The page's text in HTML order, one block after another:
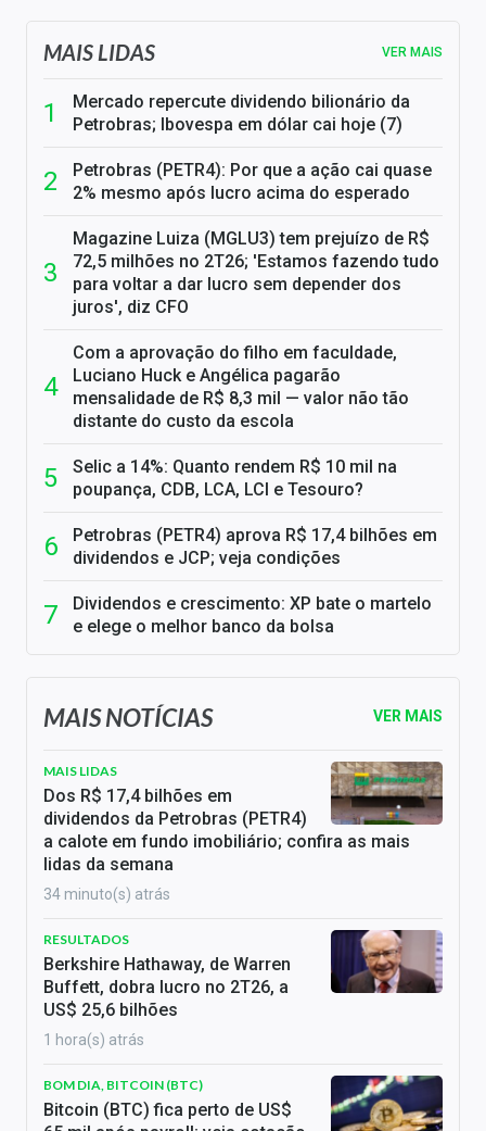
MAIS LIDAS VER MAIS
Mercado repercute dividendo bilionário da
Petrobras; Ibovespa em dólar cai hoje (7)
Petrobras (PETR4): Por que a ação cai quase
2% mesmo após lucro acima do esperado
Magazine Luiza (MGLU3) tem prejuízo de R$
72,5 milhões no 2T26; 'Estamos fazendo tudo
para voltar a dar lucro sem depender dos
juros', diz CFO
Com a aprovação do filho em faculdade,
Luciano Huck e Angélica pagarão
mensalidade de R$ 8,3 mil — valor não tão
distante do custo da escola
Selic a 14%: Quanto rendem R$ 10 mil na
poupança, CDB, LCA, LCI e Tesouro?
Petrobras (PETR4) aprova R$ 17,4 bilhões em
dividendos e JCP; veja condições
Dividendos e crescimento: XP bate o martelo
e elege o melhor banco da bolsa
MAIS NOTÍCIAS VER MAIS
MAIS LIDAS
Dos R$ 17,4 bilhões em
dividendos da Petrobras (PETR4)
a calote em fundo imobiliário; confira as mais
lidas da semana
34 minuto(s) atrás
RESULTADOS
Berkshire Hathaway, de Warren
Buffett, dobra lucro no 2T26, a
US$ 25,6 bilhões
1 hora(s) atrás
BOM DIA, BITCOIN (BTC)
Bitcoin (BTC) fica perto de US$